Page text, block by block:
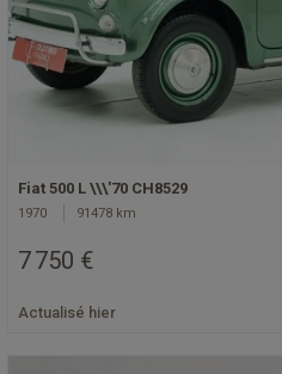
Fiat 500 L \\\'70 CH8529
1970 91478 km
7 750 €
Actualisé hier